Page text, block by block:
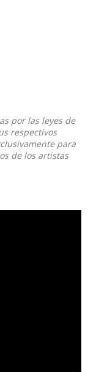
por las leyes de
respectivos
para
de los artistas